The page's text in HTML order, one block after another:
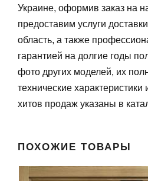
Украине, оформив заказ на
предоставим услуги
область, а также
гарантией на долгие годы
фото других моделей, их
технические характеристики
хитов продаж указаны в
ПОХОЖИЕ ТОВАРЫ